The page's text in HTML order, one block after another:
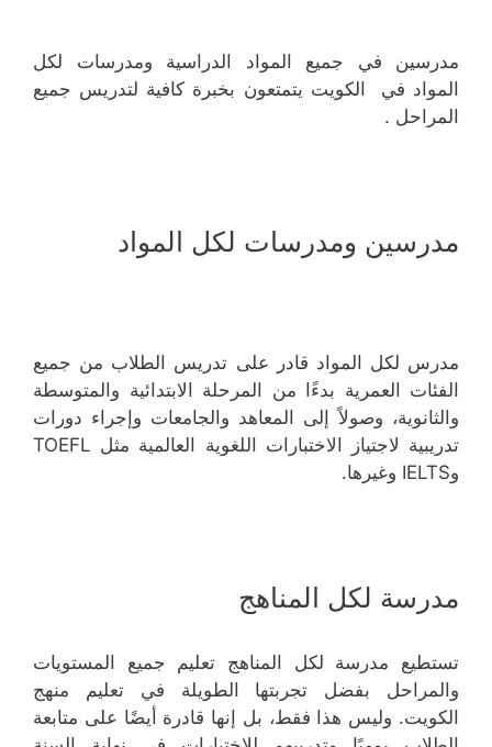
مدرسين في جميع المواد الدراسية ومدرسات لكل
المواد في الكويت يتمتعون بخبرة كافية لتدريس جميع
المراحل .
مدرسين ومدرسات لكل المواد
مدرس لكل المواد قادر على تدريس الطلاب من جميع
الفئات العمرية بدءًا من المرحلة الابتدائية والمتوسطة
والثانوية، وصولاً إلى المعاهد والجامعات وإجراء دورات
تدريبية لاجتياز الاختبارات اللغوية العالمية مثل TOEFL
وIELTS وغيرها.
مدرسة لكل المناهج
تستطيع مدرسة لكل المناهج تعليم جميع المستويات
والمراحل بفضل تجربتها الطويلة في تعليم منهج
الكويت. وليس هذا فقط، بل إنها قادرة أيضًا على متابعة